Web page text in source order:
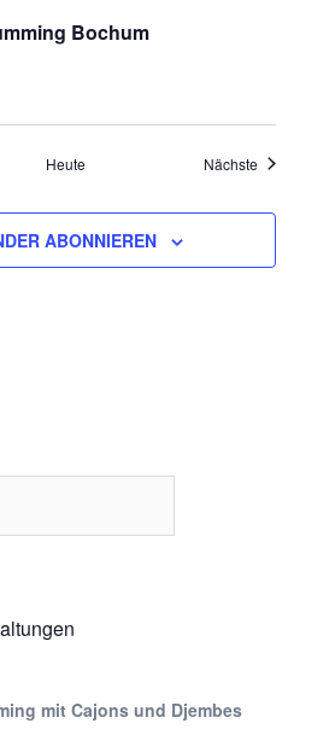
Bochum
Heute Nächste
ABONNIEREN
mit Cajons und Djembes